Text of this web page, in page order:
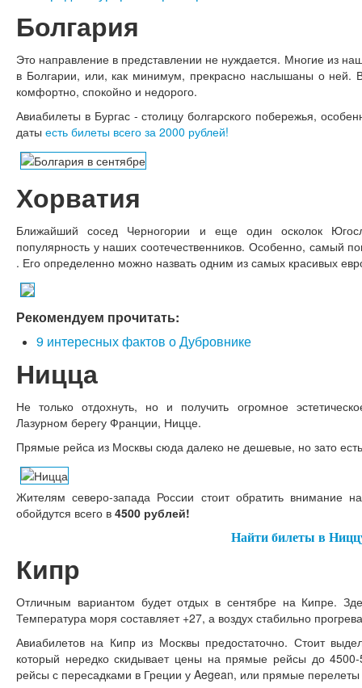
Болгария
Это направление в представлении не нуждается. Многие из
в Болгарии, или, как минимум, прекрасно наслышаны о ней.
комфортно, спокойно и недорого.
Авиабилеты в Бургас - столицу болгарского побережья,
даты есть билеты всего за 2000 рублей!
Хорватия
Ближайший сосед Черногории и еще один осколок
популярность у наших соотечественников. Особенно, самый
. Его определенно можно назвать одним из самых красивых
Рекомендуем прочитать:
9 интересных фактов о Дубровнике
Ницца
Не только отдохнуть, но и получить огромное
Лазурном берегу Франции, Ницце.
Прямые рейса из Москвы сюда далеко не дешевые, но зато
Жителям северо-запада России стоит обратить внимание
обойдутся всего в 4500 рублей!
Найти билеты в
Кипр
Отличным вариантом будет отдых в сентябре на Кипре.
Температура моря составляет +27, а воздух стабильно
Авиабилетов на Кипр из Москвы предостаточно. Стоит
который нередко скидывает цены на прямые рейсы до
рейсы с пересадками в Греции у Aegean, или прямые перелеты